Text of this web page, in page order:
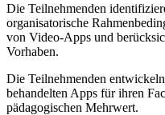
Die Teilnehmenden
organisatorische
von Video-Apps und
Vorhaben.
Die Teilnehmenden
behandelten Apps für ihren
pädagogischen Mehrwert.